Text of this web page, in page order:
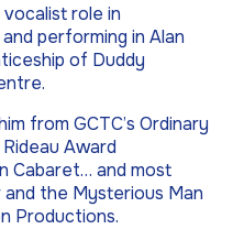
role in
performing in Alan
of Duddy
from GCTC’s Ordinary
Award
Cabaret… and most
the Mysterious Man
Productions.